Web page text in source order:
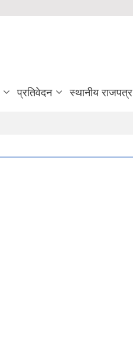
प्रतिवेदन स्थानीय राजपत्र